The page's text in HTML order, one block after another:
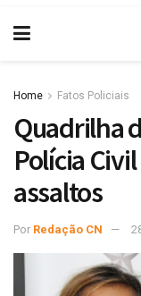
Home Fatos Policiais
Quadrilha
Polícia
assaltos
Por Redação CN